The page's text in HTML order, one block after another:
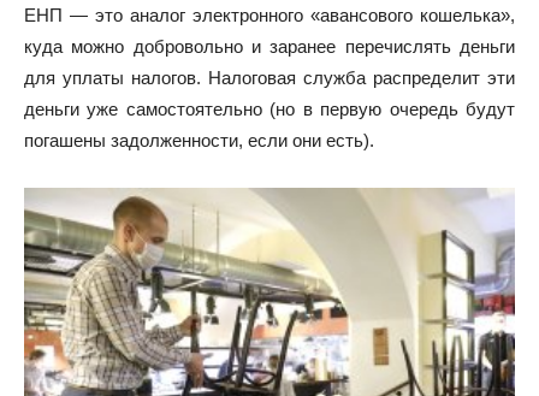
ЕНП — это аналог электронного «авансового кошелька»,
куда можно добровольно и заранее перечислять деньги
для уплаты налогов. Налоговая служба распределит эти
деньги уже самостоятельно (но в первую очередь будут
погашены задолженности, если они есть).